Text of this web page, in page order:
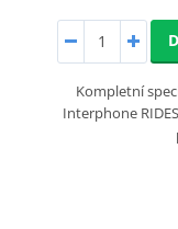
Kompletní
Interphone